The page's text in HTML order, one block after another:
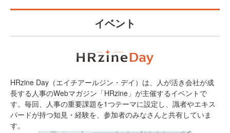
イベント
HRzine Day（エイチアールジン・デイ）は、人が活き会社が成
長する人事のWebマガジン「HRzine」が主催するイベントで
す。毎回、人事の重要課題を1つテーマに設定し、識者やエキス
パードが持つ知見・経験を、参加者のみなさんと共有していま
す。